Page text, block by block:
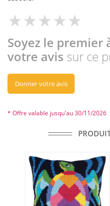
Soyez le premier
votre avis sur ce
Donner votre avis
* Offre valable jusqu'au 30/11/2026